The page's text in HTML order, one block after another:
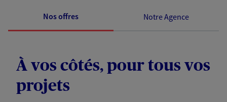
Nos offres Notre Agence
À vos côtés, pour tous vos
projets